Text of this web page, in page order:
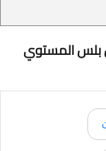
بلس المستوي